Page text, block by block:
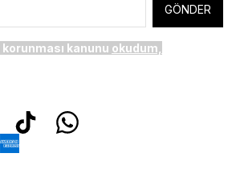
GÖNDER
kanunu okudum,